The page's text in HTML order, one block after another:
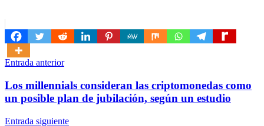
Navegación
de
entradas
Entrada anterior
Los millennials consideran las criptomonedas como
un posible plan de jubilación, según un estudio
Entrada siguiente